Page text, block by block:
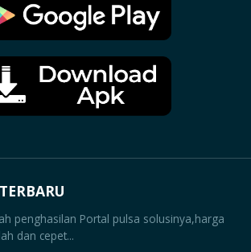
penghasilan Portal pulsa solusinya,harga
dan cepet...